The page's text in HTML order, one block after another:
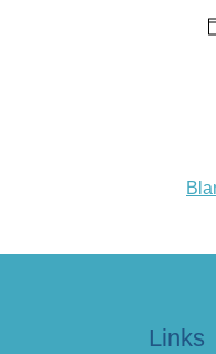
Links